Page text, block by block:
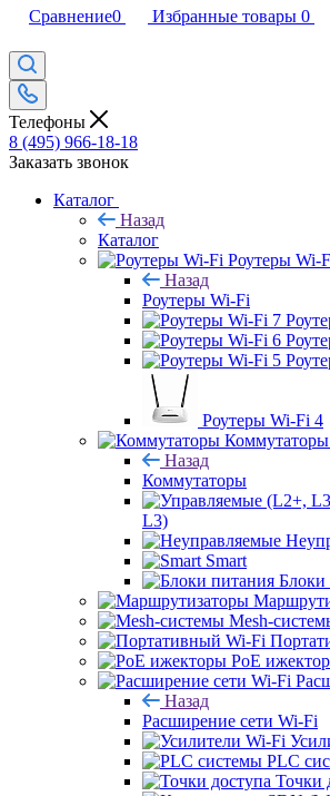
Сравнение0 Избранные товары 0
Телефоны
8 (495) 966-18-18
Заказать звонок
Каталог
Назад
Каталог
Роутеры Wi-
Назад
Роутеры Wi-Fi
Роутеры Wi-Fi 4
Коммутаторы
Назад
Коммутаторы
L3)
Smart
Блоки
Mesh-
PoE
Назад
Расширение сети Wi‑Fi
PLC
Точки